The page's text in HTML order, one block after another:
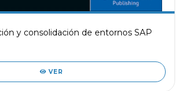
y consolidación de entornos SAP
VER